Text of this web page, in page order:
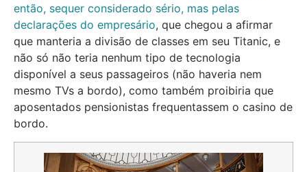
então, sequer considerado sério, mas pelas
declarações do empresário, que chegou a afirmar
que manteria a divisão de classes em seu Titanic, e
não só não teria nenhum tipo de tecnologia
disponível a seus passageiros (não haveria nem
mesmo TVs a bordo), como também proibiria que
aposentados pensionistas frequentassem o casino de
bordo.